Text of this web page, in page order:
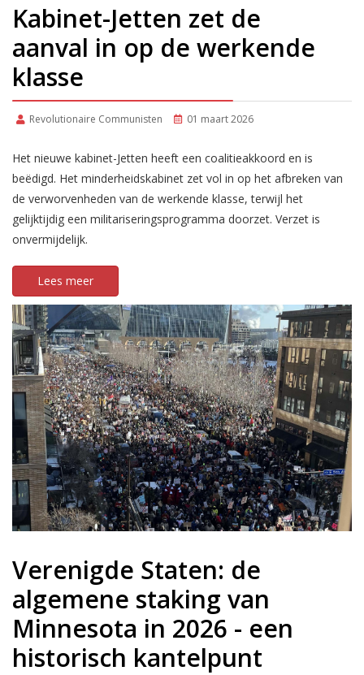
Kabinet-Jetten zet de
aanval in op de werkende
klasse
Revolutionaire Communisten 01 maart 2026
Het nieuwe kabinet-Jetten heeft een coalitieakkoord en is
beëdigd. Het minderheidskabinet zet vol in op het afbreken van
de verworvenheden van de werkende klasse, terwijl het
gelijktijdig een militariseringsprogramma doorzet. Verzet is
onvermijdelijk.
Lees meer
Verenigde Staten: de
algemene staking van
Minnesota in 2026 - een
historisch kantelpunt